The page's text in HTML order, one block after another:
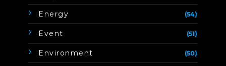
Energy (54)
Event (51)
Environment (50)